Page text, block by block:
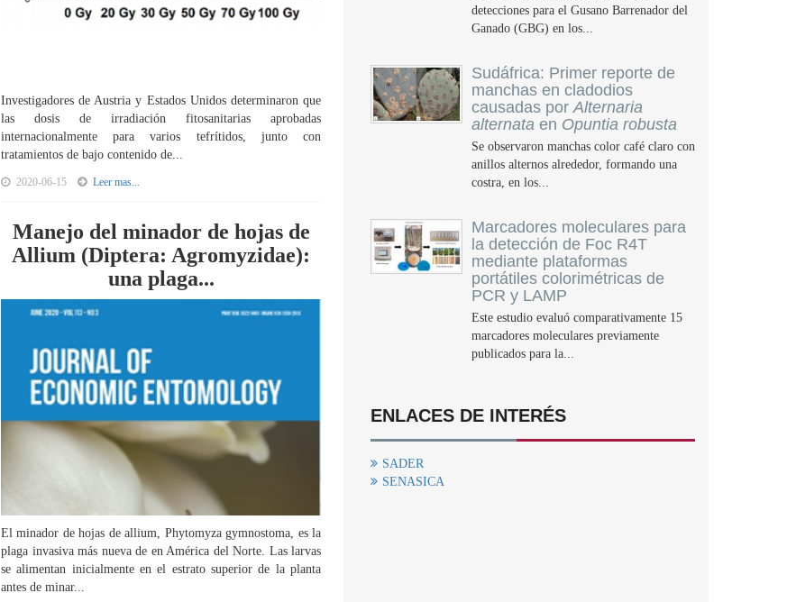
Investigadores de Austria y Estados Unidos determinaron que
las dosis de irradiación fitosanitarias aprobadas
internacionalmente para varios tefrítidos, junto con
tratamientos de bajo contenido de...
2020-06-15 Leer mas...
Manejo del minador de hojas de
Allium (Diptera: Agromyzidae):
una plaga...
El minador de hojas de allium, Phytomyza gymnostoma, es la
plaga invasiva más nueva de en América del Norte. Las larvas
se alimentan inicialmente en el estrato superior de la planta
antes de minar...
detecciones para el Gusano Barrenador del
Ganado (GBG) en los...
Sudáfrica: Primer reporte de
manchas en cladodios
causadas porAlternaria
alternata en Opuntia robusta
Se observaron manchas color café claro con
anillos alternos alrededor, formando una
costra, en los...
Marcadores moleculares para
la detección de Foc R4T
mediante plataformas
portátiles colorimétricas de
PCR y LAMP
Este estudio evaluó comparativamente 15
marcadores moleculares previamente
publicados para la...
ENLACES DE INTERÉS
SADER
SENASICA